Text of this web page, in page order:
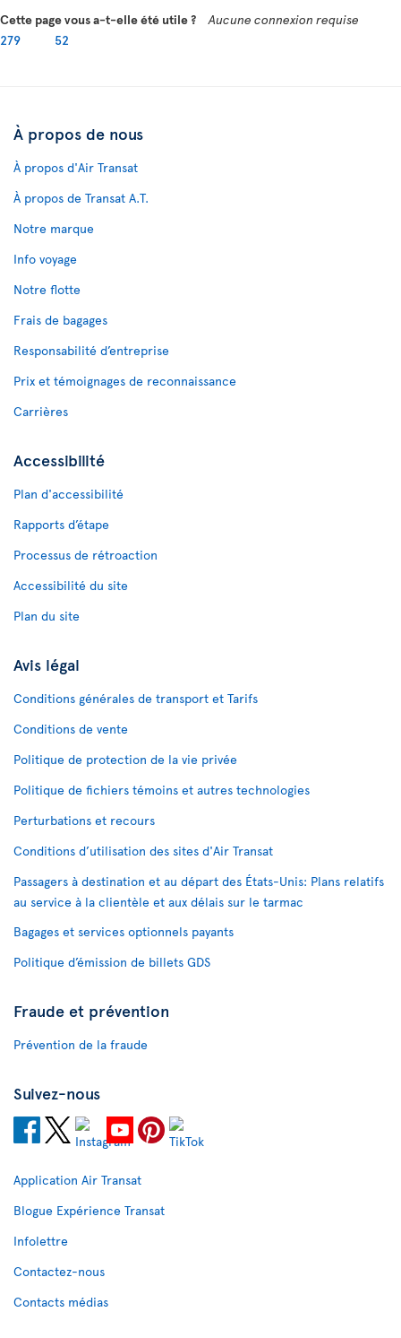
Cette page vous a-t-elle été utile ?
Aucune connexion requise
279
52
À propos de nous
À propos d'Air Transat
À propos de Transat A.T.
Notre marque
Info voyage
Notre flotte
Frais de bagages
Responsabilité d’entreprise
Prix et témoignages de reconnaissance
Carrières
Accessibilité
Plan d'accessibilité
Rapports d’étape
Processus de rétroaction
Accessibilité du site
Plan du site
Avis légal
Conditions générales de transport et Tarifs
Conditions de vente
Politique de protection de la vie privée
Politique de fichiers témoins et autres technologies
Perturbations et recours
Conditions d’utilisation des sites d'Air Transat
Passagers à destination et au départ des États-Unis: Plans relatifs
au service à la clientèle et aux délais sur le tarmac
Bagages et services optionnels payants
Politique d’émission de billets GDS
Fraude et prévention
Prévention de la fraude
Suivez-nous
Application Air Transat
Blogue Expérience Transat
Infolettre
Contactez-nous
Contacts médias